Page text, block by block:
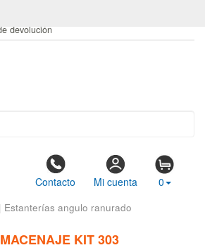
devolución
Contacto Mi cuenta 0
| Estanterías angulo ranurado
KIT 303